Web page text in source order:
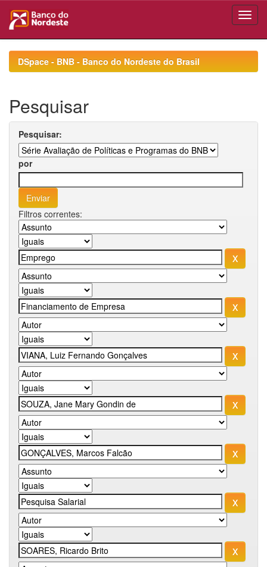
navigationDSpace - BNB - Banco do Nordeste do Brasil
Pesquisar
Pesquisar:
por
Filtros correntes: